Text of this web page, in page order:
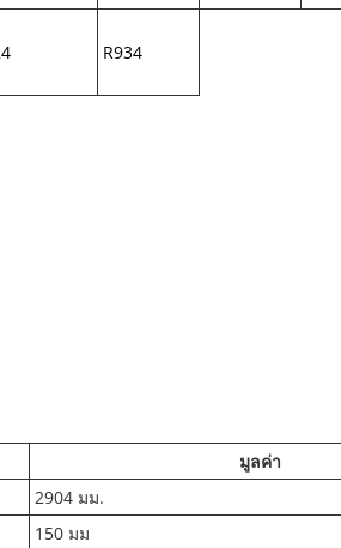
R934
มูลค่า
2904 มม.
150 มม